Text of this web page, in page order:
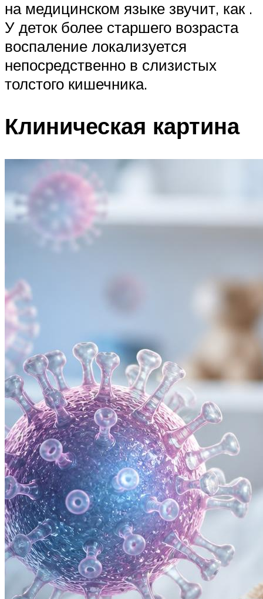
на медицинском языке звучит, как .
У деток более старшего возраста
воспаление локализуется
непосредственно в слизистых
толстого кишечника.
Клиническая картина